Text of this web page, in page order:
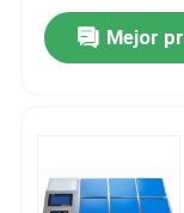
Mejor